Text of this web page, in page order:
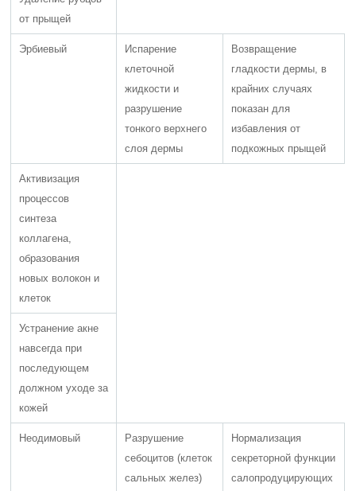
от прыщей
Эрбиевый
Испарение
клеточной
жидкости и
разрушение
тонкого верхнего
слоя дермы
Возвращение
гладкости дермы, в
крайних случаях
показан для
избавления от
подкожных прыщей
Активизация
процессов
синтеза
коллагена,
образования
новых волокон и
клеток
Устранение акне
навсегда при
последующем
должном уходе за
кожей
Неодимовый
Разрушение
себоцитов (клеток
сальных желез)
Нормализация
секреторной функции
салопродуцирующих